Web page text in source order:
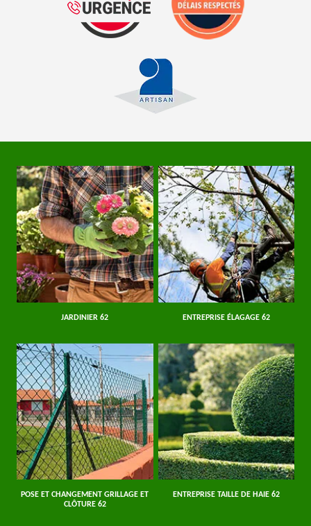
JARDINIER 62 ENTREPRISE ÉLAGAGE 62
POSE ET CHANGEMENT GRILLAGE ET
CLÔTURE 62
ENTREPRISE TAILLE DE HAIE 62